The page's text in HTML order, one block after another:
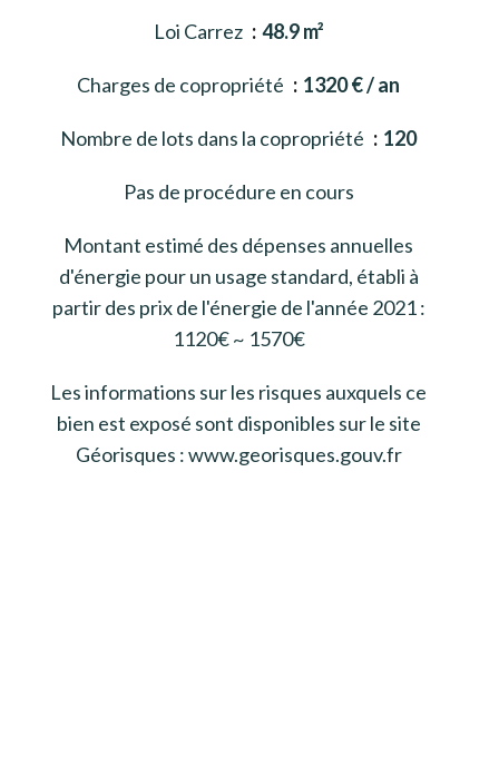
Loi Carrez 48.9 m²
Charges de copropriété 1320 € / an
Nombre de lots dans la copropriété 120
Pas de procédure en cours
Montant estimé des dépenses annuelles
d'énergie pour un usage standard, établi à
partir des prix de l'énergie de l'année 2021 :
1120€ ~ 1570€
Les informations sur les risques auxquels ce
bien est exposé sont disponibles sur le site
Géorisques : www.georisques.gouv.fr